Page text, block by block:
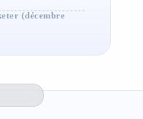
(décembre